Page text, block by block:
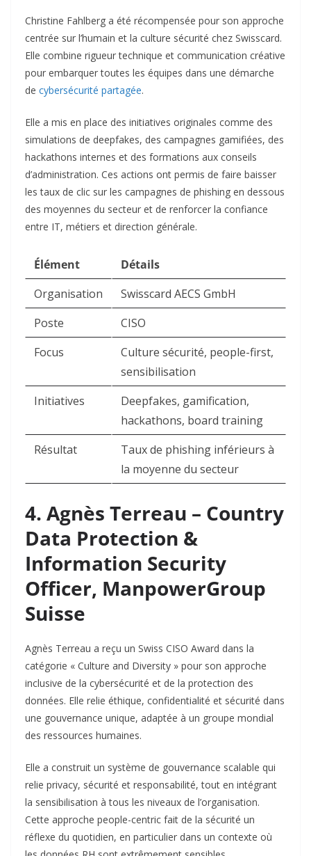
Christine Fahlberg a été récompensée pour son approche
centrée sur l’humain et la culture sécurité chez Swisscard.
Elle combine rigueur technique et communication créative
pour embarquer toutes les équipes dans une démarche
de cybersécurité partagée.​
Elle a mis en place des initiatives originales comme des
simulations de deepfakes, des campagnes gamifiées, des
hackathons internes et des formations aux conseils
d’administration. Ces actions ont permis de faire baisser
les taux de clic sur les campagnes de phishing en dessous
des moyennes du secteur et de renforcer la confiance
entre IT, métiers et direction générale.​
Élément
Détails
Organisation
Swisscard AECS GmbH ​
Poste
CISO ​
Focus
Culture sécurité, people-first,
sensibilisation ​
Initiatives
Deepfakes, gamification,
hackathons, board training ​
Résultat
Taux de phishing inférieurs à
la moyenne du secteur ​
4. Agnès Terreau – Country
Data Protection &
Information Security
Officer, ManpowerGroup
Suisse
Agnès Terreau a reçu un Swiss CISO Award dans la
catégorie « Culture and Diversity » pour son approche
inclusive de la cybersécurité et de la protection des
données. Elle relie éthique, confidentialité et sécurité dans
une gouvernance unique, adaptée à un groupe mondial
des ressources humaines.​
Elle a construit un système de gouvernance scalable qui
relie privacy, sécurité et responsabilité, tout en intégrant
la sensibilisation à tous les niveaux de l’organisation.
Cette approche people-centric fait de la sécurité un
réflexe du quotidien, en particulier dans un contexte où